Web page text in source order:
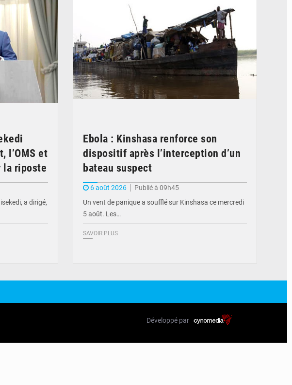
l’OMS et
la riposte
a dirigé,
Ebola : Kinshasa renforce son
dispositif après l’interception d’un
bateau suspect
6 août 2026
Publié à 09h45
Un vent de panique a soufflé sur Kinshasa ce mercredi
5 août. Les…
SAVOIR PLUS
Développé par